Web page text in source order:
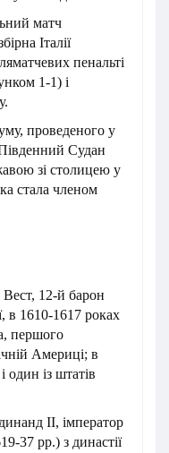
матч
Італії
пенальті
1-1) і
проведеного у
Судан
зі столицею у
стала членом
12-й барон
в 1610-1617 роках
першого
Америці; в
один із штатів
II, імператор
37 рр.) з династії